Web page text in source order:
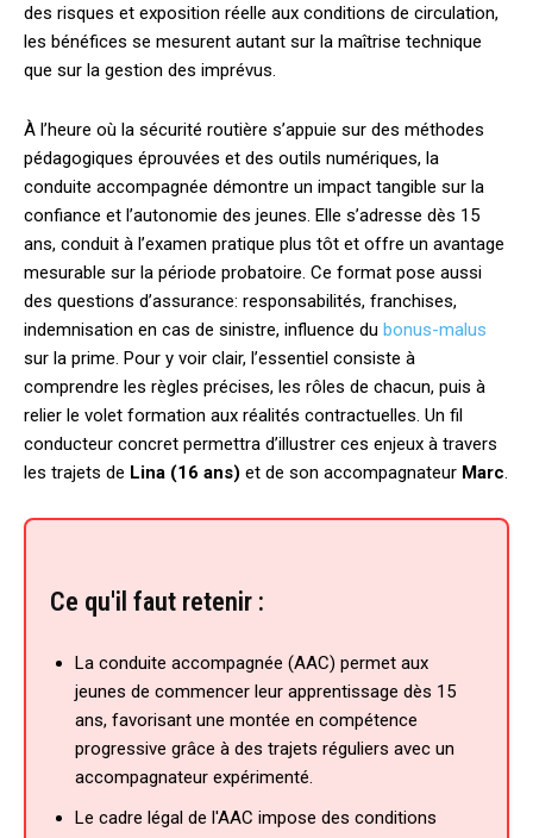
des risques et exposition réelle aux conditions de circulation,
les bénéfices se mesurent autant sur la maîtrise technique
que sur la gestion des imprévus.
À l’heure où la sécurité routière s’appuie sur des méthodes
pédagogiques éprouvées et des outils numériques, la
conduite accompagnée démontre un impact tangible sur la
confiance et l’autonomie des jeunes. Elle s’adresse dès 15
ans, conduit à l’examen pratique plus tôt et offre un avantage
mesurable sur la période probatoire. Ce format pose aussi
des questions d’assurance: responsabilités, franchises,
indemnisation en cas de sinistre, influence du bonus-malus
sur la prime. Pour y voir clair, l’essentiel consiste à
comprendre les règles précises, les rôles de chacun, puis à
relier le volet formation aux réalités contractuelles. Un fil
conducteur concret permettra d’illustrer ces enjeux à travers
les trajets de Lina (16 ans) et de son accompagnateur Marc.
Ce qu'il faut retenir :
La conduite accompagnée (AAC) permet aux
jeunes de commencer leur apprentissage dès 15
ans, favorisant une montée en compétence
progressive grâce à des trajets réguliers avec un
accompagnateur expérimenté.
Le cadre légal de l'AAC impose des conditions